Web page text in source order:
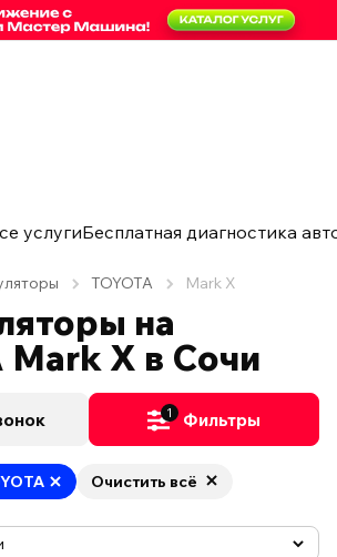
услугиБесплатная диагностика
TOYOTA Mark X
на
Mark X в Сочи
1 Фильтры
Очистить всё